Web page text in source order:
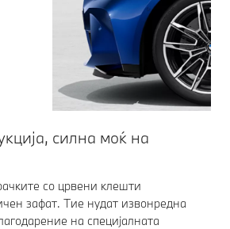
силна моќ на
со црвени клешти
зафат. Тие нудат извонредна
на специјалната